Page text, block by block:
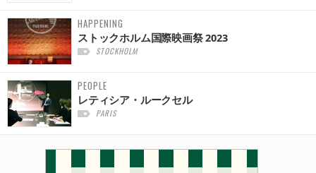
HAPPENING
ストックホルム国際映画祭 2023
STOCKHOLM
PEOPLE
レティシア・ルークセル
PARIS